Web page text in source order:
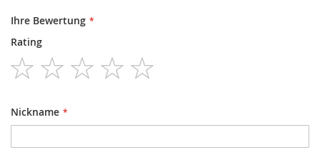
Ihre Bewertung
Rating
1
star
2
stars
3
stars
4
stars
Nickname